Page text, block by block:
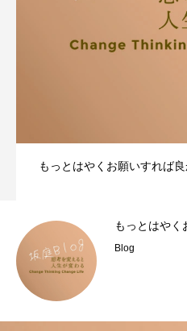
もっとはやくお願いすれば
もっとはやく
Blog